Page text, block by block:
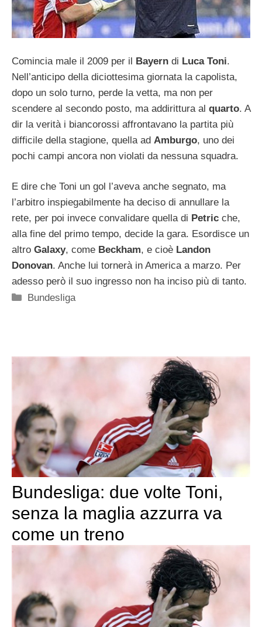
Comincia male il 2009 per il Bayern di Luca Toni.
Nell’anticipo della diciottesima giornata la capolista,
dopo un solo turno, perde la vetta, ma non per
scendere al secondo posto, ma addirittura al quarto. A
dir la verità i biancorossi affrontavano la partita più
difficile della stagione, quella ad Amburgo, uno dei
pochi campi ancora non violati da nessuna squadra.
E dire che Toni un gol l’aveva anche segnato, ma
l’arbitro inspiegabilmente ha deciso di annullare la
rete, per poi invece convalidare quella di Petric che,
alla fine del primo tempo, decide la gara. Esordisce un
altro Galaxy, come Beckham, e cioè Landon
Donovan. Anche lui tornerà in America a marzo. Per
adesso però il suo ingresso non ha inciso più di tanto.
Categorie
Bundesliga
Bundesliga: due volte Toni,
senza la maglia azzurra va
come un treno